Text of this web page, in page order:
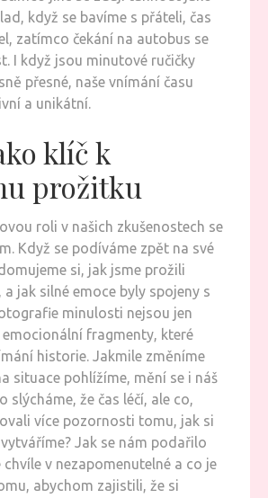
když se bavíme s přáteli, čas
zatímco čekání na autobus se
I když jsou minutové ručičky
přesné, naše vnímání času
a unikátní.
klíč k
prožitku
roli v našich zkušenostech se
Když se podíváme zpět na své
si, jak jsme prožili
jak silné emoce byly spojeny s
minulosti nejsou jen
emocionální fragmenty, které
historie. Jakmile změníme
situace pohlížíme, mění se i náš
slýcháme, že čas léčí, ale co,
více pozornosti tomu, jak si
Jak se nám podařilo
v nezapomenutelné a co je
abychom zajistili, že si